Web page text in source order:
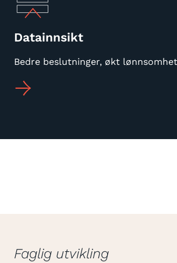
Datainnsikt
Bedre beslutninger, økt
Faglig utvikling